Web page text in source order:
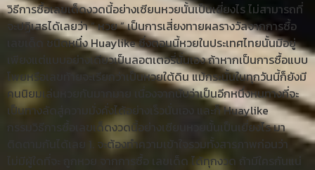
วิธีการซื้อเลขเด็ดงวดนี้อย่างเซียนหวยนั้นเป็นเยี่ยงไร ไม่สามารถที่
จะปฏิเสธได้เลยว่า “ หวย ” เป็นการเสี่ยงทายผลรางวัลจากการซื้อ
เลขเด็ด ชนิดหนึ่ง Huaylike ซึ่งตอนนี้หวยในประเทศไทยนั้นมีอยู่
เพียงแต่แบบอย่างเดียวเป็นลอตเตอรี่นั่นเอง ถ้าหากเป็นการซื้อแบบ
โพยหรือเลขท้ายจะเรียกว่าเป็นหวยใต้ดิน แม้กระนั้นในทุกวันนี้ก็ยังมี
คนนิยมเล่นหวยกันมากมาย เนื่องจากนับว่าเป็นอีกหนึ่งหนทางที่จะ
เป็นทางลัดสู่ความมั่งคั่งได้อย่างเร็วนั่นเอง และก็ Huaylike
กรรมวิธีการซื้อเลขเด็ดงวดนี้อย่างเซียนหวยนั้นเป็นเยี่ยงไร มา
ติดตามกันได้เลย 1. จะต้องทำความเข้าใจรวมทั้งสารภาพก่อนว่า
ไม่มีผู้ใดที่จะ ถูกหวย จากการซื้อ เลขเด็ด ได้ทุกงวด ถ้ามีใครกันแน่